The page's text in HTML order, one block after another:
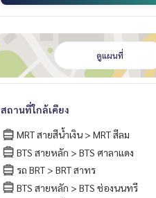
ดูแผนที่
สถานที่ใกล้เคียง
MRT สายสีน้ำเงิน > MRT สีลม
BTS สายหลัก > BTS ศาลาแดง
รถ BRT > BRT สาทร
BTS สายหลัก > BTS ช่องนนทรี